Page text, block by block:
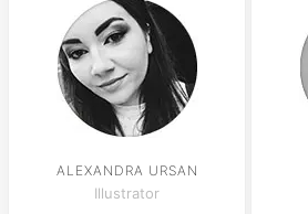
ALEXANDRA URSAN
Illustrator